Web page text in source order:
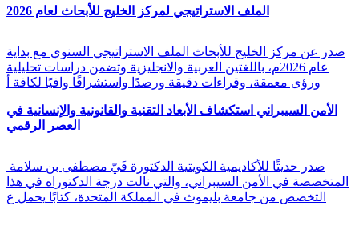
الملف الاستراتيجي لمركز الخليج للأبحاث لعام 2026
صدر عن مركز الخليج للأبحاث الملف الاستراتيجي السنوي مع بداية
عام 2026م، باللغتين العربية والانجليزية وتضمن دراسات تحليلية
ورؤى معمقة، وقراءات دقيقة ورصدًا واستشرافًا وافيًا لكافة أ
الأمن السيبراني استكشاف الأبعاد التقنية والقانونية والإنسانية في
العصر الرقمي
المتخصصة في الأمن السيبراني، والتي نالت درجة الدكتوراه في هذا
التخصص من جامعة بليموث في المملكة المتحدة، كتابًا يحمل ع